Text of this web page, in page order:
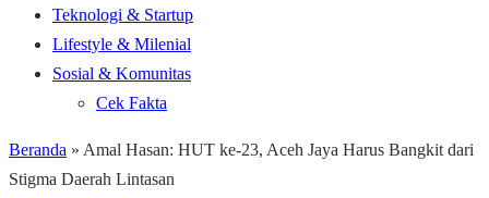
Teknologi & Startup
Lifestyle & Milenial
Sosial & Komunitas
Cek Fakta
Beranda » Amal Hasan: HUT ke-23, Aceh Jaya Harus Bangkit dari
Stigma Daerah Lintasan